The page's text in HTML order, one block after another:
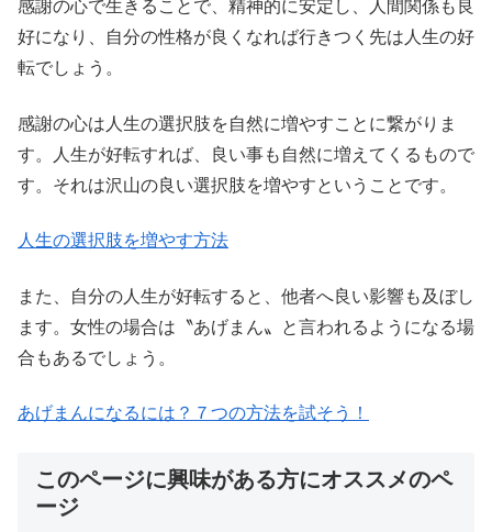
感謝の心で生きることで、精神的に安定し、人間関係も良
好になり、自分の性格が良くなれば行きつく先は人生の好
転でしょう。
感謝の心は人生の選択肢を自然に増やすことに繋がりま
す。人生が好転すれば、良い事も自然に増えてくるもので
す。それは沢山の良い選択肢を増やすということです。
人生の選択肢を増やす方法
また、自分の人生が好転すると、他者へ良い影響も及ぼし
ます。女性の場合は〝あげまん〟と言われるようになる場
合もあるでしょう。
あげまんになるには？７つの方法を試そう！
このページに興味がある方にオススメのペ
ージ